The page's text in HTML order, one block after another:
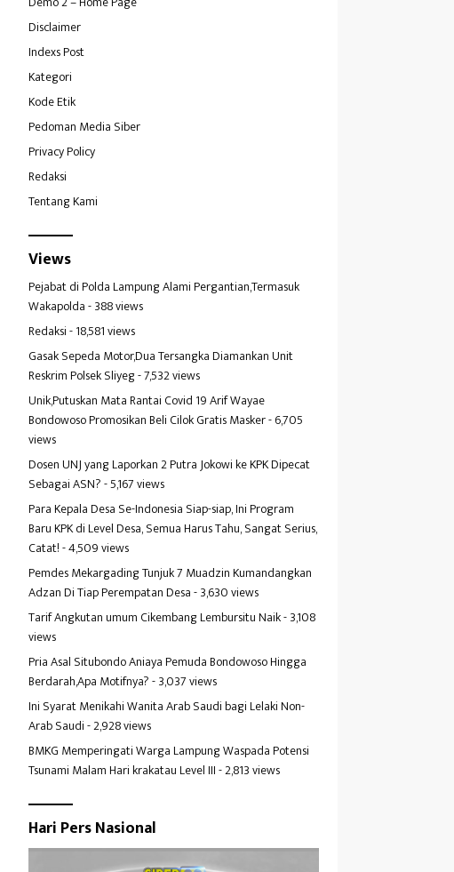
Disclaimer
Indexs Post
Kategori
Kode Etik
Pedoman Media Siber
Privacy Policy
Redaksi
Tentang Kami
Views
Pejabat di Polda Lampung Alami Pergantian,Termasuk
Wakapolda- 388 views
Redaksi- 18,581 views
Gasak Sepeda Motor,Dua Tersangka Diamankan Unit
Reskrim Polsek Sliyeg- 7,532 views
Unik,Putuskan Mata Rantai Covid 19 Arif Wayae
Bondowoso Promosikan Beli Cilok Gratis Masker- 6,705
views
Dosen UNJ yang Laporkan 2 Putra Jokowi ke KPK Dipecat
Sebagai ASN?- 5,167 views
Para Kepala Desa Se-Indonesia Siap-siap, Ini Program
Baru KPK di Level Desa, Semua Harus Tahu, Sangat Serius,
Catat!- 4,509 views
Pemdes Mekargading Tunjuk 7 Muadzin Kumandangkan
Adzan Di Tiap Perempatan Desa- 3,630 views
Tarif Angkutan umum Cikembang Lembursitu Naik- 3,108
views
Pria Asal Situbondo Aniaya Pemuda Bondowoso Hingga
Berdarah,Apa Motifnya?- 3,037 views
Ini Syarat Menikahi Wanita Arab Saudi bagi Lelaki Non-
Arab Saudi- 2,928 views
BMKG Memperingati Warga Lampung Waspada Potensi
Tsunami Malam Hari krakatau Level III- 2,813 views
Hari Pers Nasional